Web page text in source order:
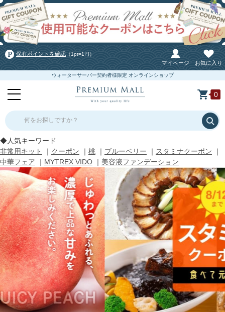
保有ポイントを確認 （1pt=1円）
マイページ お気に入り
ウォーターサーバー契約者様限定 オンラインショップ
0
何をお探しですか？
◆人気キーワード
非常用キット
｜ クーポン ｜ 桃 ｜ ブルーベリー ｜ スタミナクーポン ｜
中華フェア ｜ MYTREX VIDO ｜ 美容液ファンデーション